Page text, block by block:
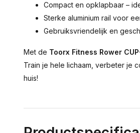
Compact en opklapbaar –
Sterke aluminium rail voor
Gebruiksvriendelijk en
Met de Toorx Fitness Rower
Train je hele lichaam, verbeter je
huis!